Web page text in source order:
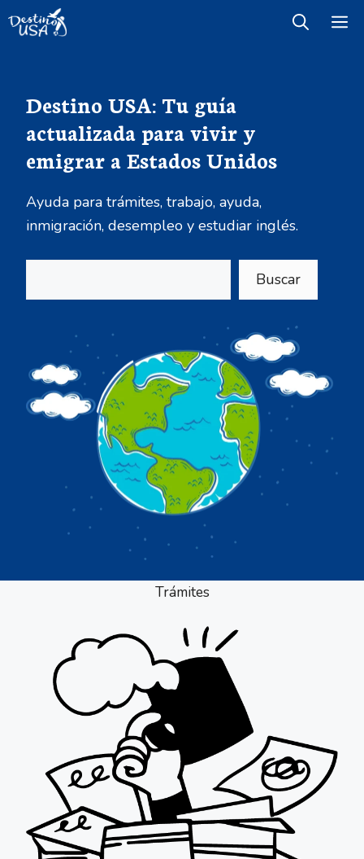
Saltar
Destino USA: Tu guía
actualizada para vivir y
emigrar a Estados Unidos
Ayuda para trámites, trabajo, ayuda,
inmigración, desempleo y estudiar inglés.
Buscar
Trámites